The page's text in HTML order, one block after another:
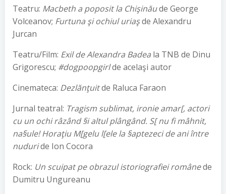
Teatru: Macbeth a poposit la Chişinăude George
Volceanov; Furtuna şi ochiul uriaşde Alexandru
Jurcan
Teatru/Film: Exil de Alexandra Badea la TNB de Dinu
Grigorescu; #dogpoopgirlde acelaşi autor
Cinemateca: Dezlănţuitde Raluca Faraon
Jurnal teatral: Tragism sublimat, ironie amar[, actori
cu un ochi râzând §i altul plângând. S[ nu fi mâhnit,
na§ule! Horaţiu M[gelu l[ele la §aptezeci de ani între
nuduride Ion Cocora
Rock: Un scuipat pe obrazul istoriografiei românede
Dumitru Ungureanu